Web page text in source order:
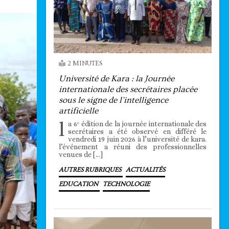
2 MINUTES
Université de Kara : la Journée
internationale des secrétaires placée
sous le signe de l’intelligence
artificielle
l a 6ᵉ édition de la journée internationale des
secrétaires a été observé en différé le
vendredi 19 juin 2026 à l’université de kara.
l’événement a réuni des professionnelles
venues de […]
AUTRES RUBRIQUES ACTUALITÉS
EDUCATION TECHNOLOGIE